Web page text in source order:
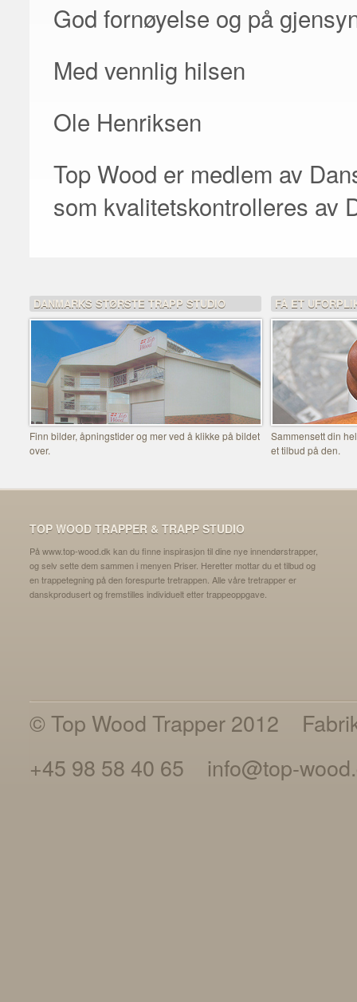
God fornøyelse og på
Med vennlig hilsen
Ole Henriksen
Top Wood er medlem av
som kvalitetskontrolleres av
DANMARKS STØRSTE TRAPP STUDIO
Finn bilder, åpningstider og mer ved å klikke på bildet
over.
FÅ ET
Sammensett din
et tilbud på den.
TOP WOOD TRAPPER & TRAPP STUDIO
På www.top-wood.dk kan du finne inspirasjon til dine nye innendørstrapper,
og selv sette dem sammen i menyen Priser. Heretter mottar du et tilbud og
en trappetegning på den forespurte tretrappen. Alle våre tretrapper er
danskprodusert og fremstilles individuelt etter trappeoppgave.
© Top Wood Trapper 2012
+45 98 58 40 65
info@top-